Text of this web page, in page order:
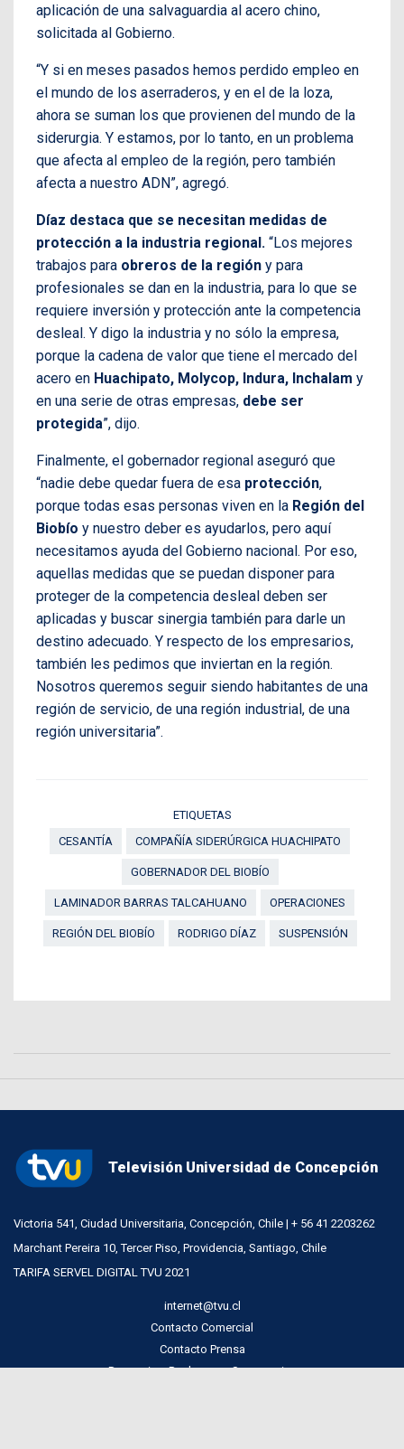
aplicación de una salvaguardia al acero chino,
solicitada al Gobierno.
“Y si en meses pasados hemos perdido empleo en
el mundo de los aserraderos, y en el de la loza,
ahora se suman los que provienen del mundo de la
siderurgia. Y estamos, por lo tanto, en un problema
que afecta al empleo de la región, pero también
afecta a nuestro ADN”, agregó.
Díaz destaca que se necesitan medidas de
protección a la industria regional. “Los mejores
trabajos para obreros de la región y para
profesionales se dan en la industria, para lo que se
requiere inversión y protección ante la competencia
desleal. Y digo la industria y no sólo la empresa,
porque la cadena de valor que tiene el mercado del
acero en Huachipato, Molycop, Indura, Inchalam y
en una serie de otras empresas, debe ser
protegida”, dijo.
Finalmente, el gobernador regional aseguró que
“nadie debe quedar fuera de esa protección,
porque todas esas personas viven en la Región del
Biobío y nuestro deber es ayudarlos, pero aquí
necesitamos ayuda del Gobierno nacional. Por eso,
aquellas medidas que se puedan disponer para
proteger de la competencia desleal deben ser
aplicadas y buscar sinergia también para darle un
destino adecuado. Y respecto de los empresarios,
también les pedimos que inviertan en la región.
Nosotros queremos seguir siendo habitantes de una
región de servicio, de una región industrial, de una
región universitaria”.
ETIQUETAS
CESANTÍA
COMPAÑÍA SIDERÚRGICA HUACHIPATO
GOBERNADOR DEL BIOBÍO
LAMINADOR BARRAS TALCAHUANO OPERACIONES
REGIÓN DEL BIOBÍO RODRIGO DÍAZ SUSPENSIÓN
Televisión Universidad de Concepción
Victoria 541, Ciudad Universitaria, Concepción, Chile | + 56 41 2203262
Marchant Pereira 10, Tercer Piso, Providencia, Santiago, Chile
TARIFA SERVEL DIGITAL TVU 2021
internet@tvu.cl
Contacto Comercial
Contacto Prensa
Denuncias, Reclamos y Sugerencias